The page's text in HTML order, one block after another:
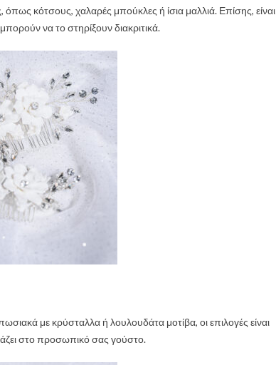
κότσους, χαλαρές μπούκλες ή ίσια μαλλιά. Επίσης, είναι
να το στηρίξουν διακριτικά.
με κρύσταλλα ή λουλουδάτα μοτίβα, οι επιλογές είναι
στο προσωπικό σας γούστο.